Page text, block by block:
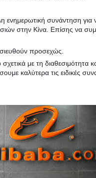
συνάντηση για
στην Κίνα. Επίσης να
προσεχώς.
με τη διαθεσιμότητα
καλύτερα τις ειδικές